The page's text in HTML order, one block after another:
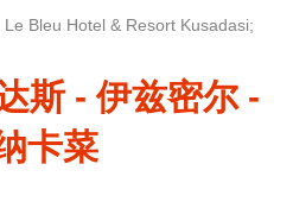
Bleu Hotel & Resort Kusadasi;
斯 - 伊兹密尔 -
卡菜